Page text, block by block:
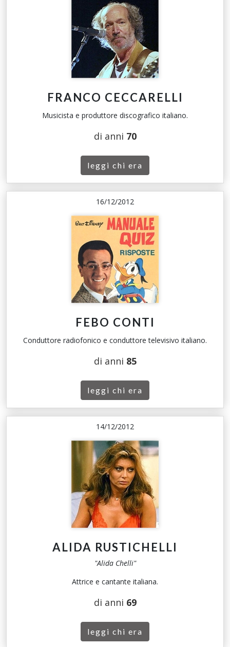
FRANCO CECCARELLI
Musicista e produttore discografico italiano.
di anni 70
leggi chi era
16/12/2012
FEBO CONTI
Conduttore radiofonico e conduttore televisivo italiano.
di anni 85
leggi chi era
14/12/2012
ALIDA RUSTICHELLI
"Alida Chelli"
Attrice e cantante italiana.
di anni 69
leggi chi era